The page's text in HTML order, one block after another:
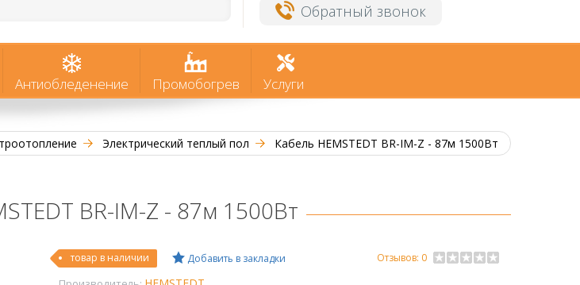
Обратный звонок
Антиобледенение Промобогрев Услуги
Электрический теплый пол Кабель HEMSTEDT BR-IM-Z - 87м 1500Вт
BR-IM-Z - 87м 1500Вт
товар в наличии Добавить в закладки Отзывов: 0